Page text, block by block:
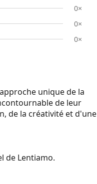
0×
0×
0×
unique de la
de leur
de la créativité et d'une
de Lentiamo.